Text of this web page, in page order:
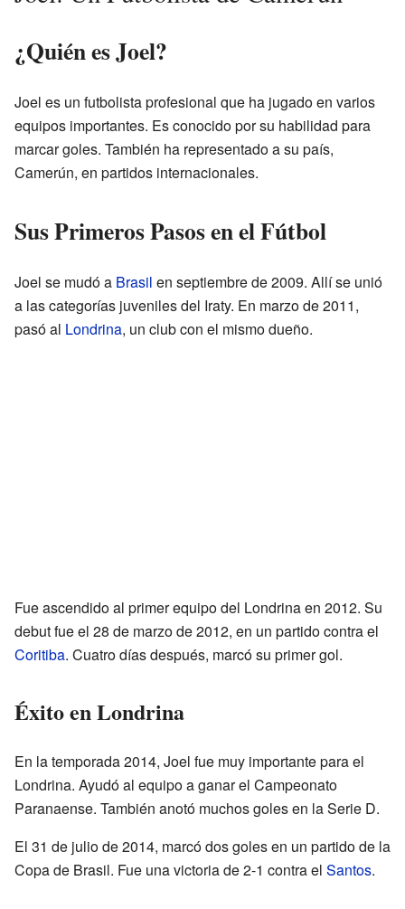
¿Quién es Joel?
Joel es un futbolista profesional que ha jugado en varios
equipos importantes. Es conocido por su habilidad para
marcar goles. También ha representado a su país,
Camerún, en partidos internacionales.
Sus Primeros Pasos en el Fútbol
Joel se mudó a Brasil en septiembre de 2009. Allí se unió
a las categorías juveniles del Iraty. En marzo de 2011,
pasó al Londrina, un club con el mismo dueño.
Fue ascendido al primer equipo del Londrina en 2012. Su
debut fue el 28 de marzo de 2012, en un partido contra el
Coritiba. Cuatro días después, marcó su primer gol.
Éxito en Londrina
En la temporada 2014, Joel fue muy importante para el
Londrina. Ayudó al equipo a ganar el Campeonato
Paranaense. También anotó muchos goles en la Serie D.
El 31 de julio de 2014, marcó dos goles en un partido de la
Copa de Brasil. Fue una victoria de 2-1 contra el Santos.